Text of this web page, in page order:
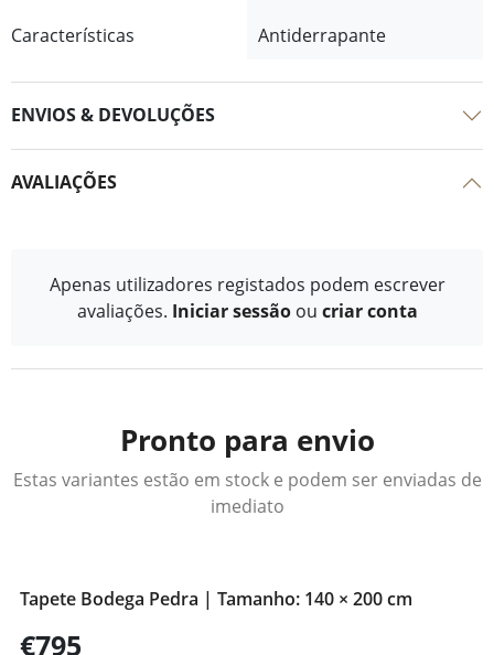
Características
Antiderrapante
ENVIOS & DEVOLUÇÕES
AVALIAÇÕES
Apenas utilizadores registados podem escrever
avaliações. Iniciar sessão ou criar conta
Pronto para envio
Estas variantes estão em stock e podem ser enviadas de
imediato
Tapete Bodega Pedra | Tamanho: 140 × 200 cm
€795